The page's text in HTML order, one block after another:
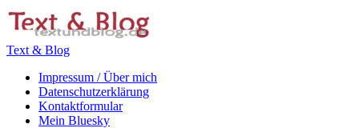
Zum
Inhalt
Text & Blog
Impressum / Über mich
Datenschutzerklärung
Kontaktformular
Mein Bluesky